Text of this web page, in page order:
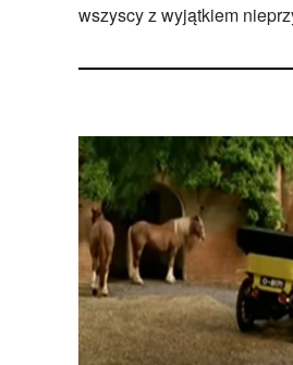
wszyscy z wyjątkiem